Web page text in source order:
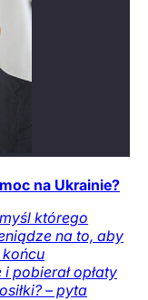
na Ukrainie?
którego
na to, aby
pobierał opłaty
– pyta